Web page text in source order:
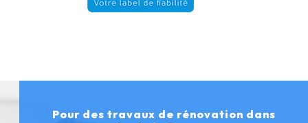
Pour des travaux de rénovation dans